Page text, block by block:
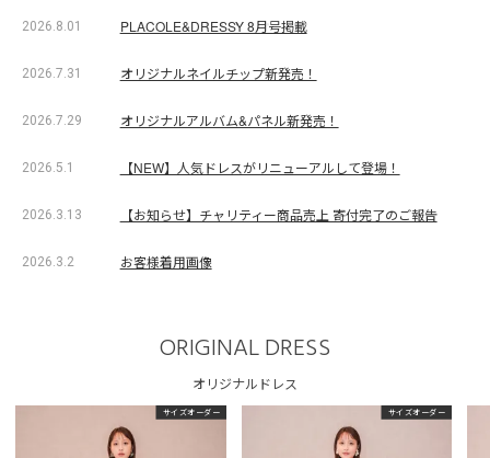
2026.8.01 PLACOLE&DRESSY 8月号掲載
2026.7.31 オリジナルネイルチップ新発売！
2026.7.29 オリジナルアルバム&パネル新発売！
2026.5.1 【NEW】人気ドレスがリニューアルして登場！
2026.3.13 【お知らせ】チャリティー商品売上 寄付完了のご報告
2026.3.2 お客様着用画像
ORIGINAL DRESS
オリジナルドレス
サイズオーダー サイズオーダー